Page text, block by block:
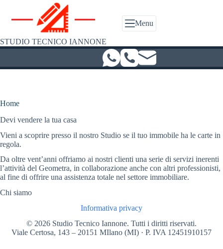
contenuto
STUDIO TECNICO IANNONE
Menu
Home
Devi vendere la tua casa
Vieni a scoprire presso il nostro Studio se il tuo immobile ha le carte in
regola.
Da oltre vent’anni offriamo ai nostri clienti una serie di servizi inerenti
l’attività del Geometra, in collaborazione anche con altri professionisti,
al fine di offrire una assistenza totale nel settore immobiliare.
Chi siamo
Informativa privacy
© 2026 Studio Tecnico Iannone. Tutti i diritti riservati.
Viale Certosa, 143 – 20151 MIlano (MI) · P. IVA 12451910157